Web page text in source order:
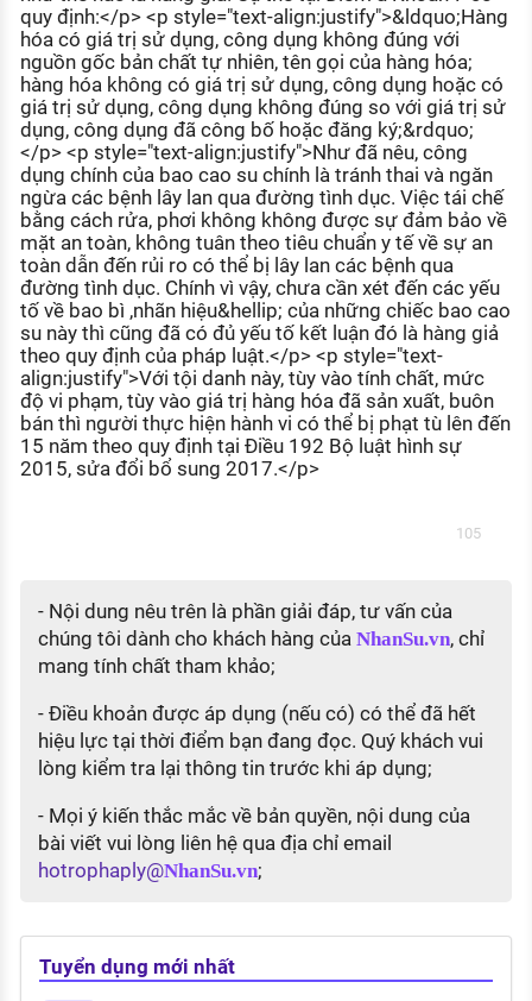
quy định:</p> <p style="text-align:justify">&ldquo;Hàng
hóa có giá trị sử dụng, công dụng không đúng với
nguồn gốc bản chất tự nhiên, tên gọi của hàng hóa;
hàng hóa không có giá trị sử dụng, công dụng hoặc có
giá trị sử dụng, công dụng không đúng so với giá trị sử
dụng, công dụng đã công bố hoặc đăng ký;&rdquo;
</p> <p style="text-align:justify">Như đã nêu, công
dụng chính của bao cao su chính là tránh thai và ngăn
ngừa các bệnh lây lan qua đường tình dục. Việc tái chế
bằng cách rửa, phơi không không được sự đảm bảo về
mặt an toàn, không tuân theo tiêu chuẩn y tế về sự an
toàn dẫn đến rủi ro có thể bị lây lan các bệnh qua
đường tình dục. Chính vì vậy, chưa cần xét đến các yếu
tố về bao bì ,nhãn hiệu&hellip; của những chiếc bao cao
su này thì cũng đã có đủ yếu tố kết luận đó là hàng giả
theo quy định của pháp luật.</p> <p style="text-
align:justify">Với tội danh này, tùy vào tính chất, mức
độ vi phạm, tùy vào giá trị hàng hóa đã sản xuất, buôn
bán thì người thực hiện hành vi có thể bị phạt tù lên đến
15 năm theo quy định tại Điều 192 Bộ luật hình sự
2015, sửa đổi bổ sung 2017.</p>
105
- Nội dung nêu trên là phần giải đáp, tư vấn của
chúng tôi dành cho khách hàng của NhanSu.vn, chỉ
mang tính chất tham khảo;
- Điều khoản được áp dụng (nếu có) có thể đã hết
hiệu lực tại thời điểm bạn đang đọc. Quý khách vui
lòng kiểm tra lại thông tin trước khi áp dụng;
- Mọi ý kiến thắc mắc về bản quyền, nội dung của
bài viết vui lòng liên hệ qua địa chỉ email
hotrophaply@NhanSu.vn;
Tuyển dụng mới nhất